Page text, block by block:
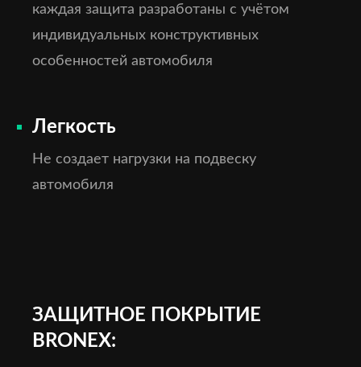
каждая защита разработаны с учётом
индивидуальных конструктивных
особенностей автомобиля
Легкость
Не создает нагрузки на подвеску
автомобиля
ЗАЩИТНОЕ ПОКРЫТИЕ
BRONEX: